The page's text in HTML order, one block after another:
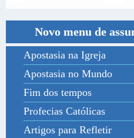
Novo menu de
Apostasia na Igreja
Apostasia no Mundo
Fim dos tempos
Profecias Católicas
Artigos para Refletir